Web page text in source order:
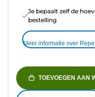
Je bepaalt zelf de
bestelling
Meer informatie over
TOEVOEGEN AAN